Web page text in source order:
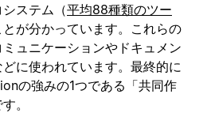
ステム（平均88種類のツー
が分かっています。これらの
ュニケーションやドキュメン
に使われています。最終的に
の強みの1つである「共同作
。